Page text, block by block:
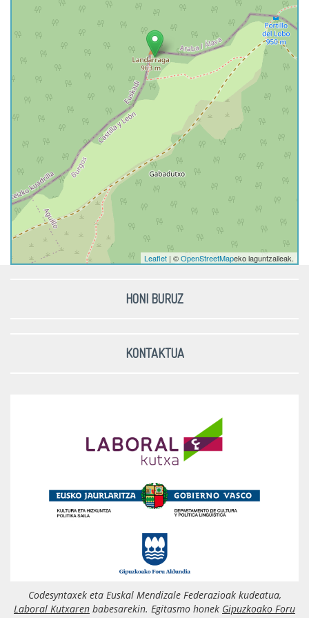
Leaflet | ©OpenStreetMapeko laguntzaileak.
HONI BURUZ
KONTAKTUA
Codesyntaxek eta Euskal Mendizale Federazioak kudeatua,
Laboral Kutxaren babesarekin. Egitasmo honek Gipuzkoako Foru